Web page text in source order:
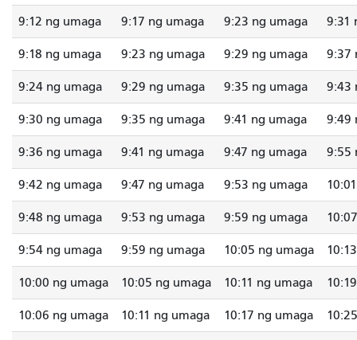
9:12 ng umaga 9:17 ng umaga 9:23 ng umaga 9:31
9:18 ng umaga 9:23 ng umaga 9:29 ng umaga 9:37
9:24 ng umaga 9:29 ng umaga 9:35 ng umaga 9:43
9:30 ng umaga 9:35 ng umaga 9:41 ng umaga 9:49
9:36 ng umaga 9:41 ng umaga 9:47 ng umaga 9:55
9:42 ng umaga 9:47 ng umaga 9:53 ng umaga
9:48 ng umaga 9:53 ng umaga 9:59 ng umaga
9:54 ng umaga 9:59 ng umaga 10:05 ng umaga
10:00 ng umaga 10:05 ng umaga 10:11 ng umaga
10:06 ng umaga 10:11 ng umaga 10:17 ng umaga